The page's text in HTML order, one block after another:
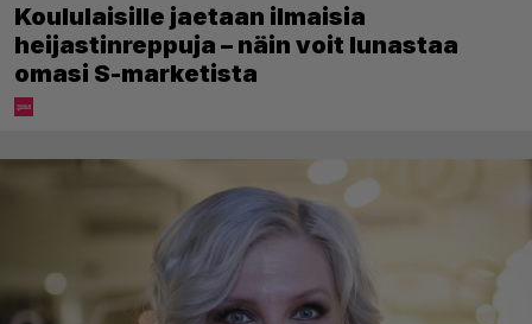
Koululaisille jaetaan ilmaisia
heijastinreppuja – näin voit lunastaa
omasi S-marketista